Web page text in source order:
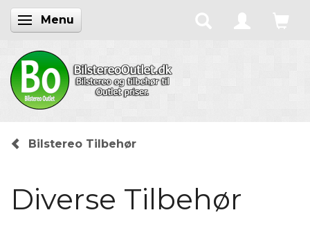
Skifte navigation
Menu
Bilstereo Tilbehør
Diverse Tilbehør